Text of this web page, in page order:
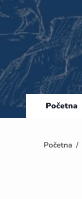
Početna
Početna